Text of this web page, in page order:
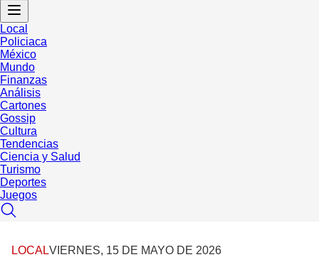
Local
Policiaca
México
Mundo
Finanzas
Análisis
Cartones
Gossip
Cultura
Tendencias
Ciencia y Salud
Turismo
Deportes
Juegos
LOCALVIERNES, 15 DE MAYO DE 2026